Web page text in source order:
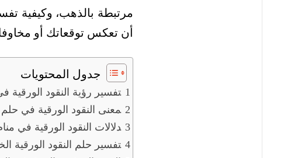
مرتبطة بالذهب، وكيفية
أن تعكس توقعاتك أو
جدول المحتويات
تفسير رؤية النقود الورقية
معنى النقود الورقية في حلم
دلالات النقود الورقية في
تفسير حلم النقود الورقية